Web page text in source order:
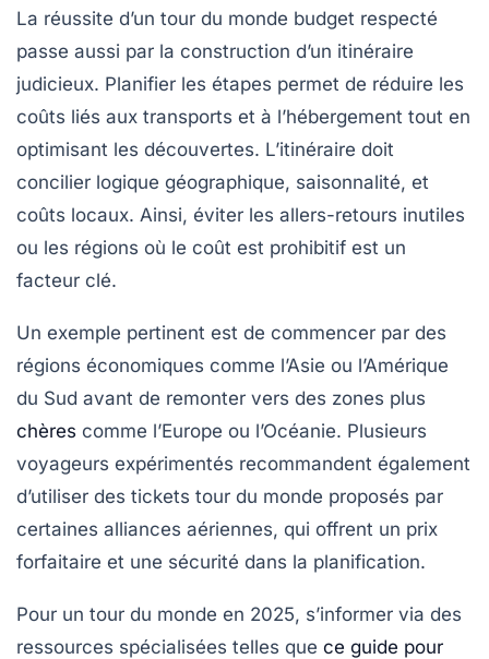
La réussite d’un tour du monde budget respecté
passe aussi par la construction d’un itinéraire
judicieux. Planifier les étapes permet de réduire les
coûts liés aux transports et à l’hébergement tout en
optimisant les découvertes. L’itinéraire doit
concilier logique géographique, saisonnalité, et
coûts locaux. Ainsi, éviter les allers-retours inutiles
ou les régions où le coût est prohibitif est un
facteur clé.
Un exemple pertinent est de commencer par des
régions économiques comme l’Asie ou l’Amérique
du Sud avant de remonter vers des zones plus
chères comme l’Europe ou l’Océanie. Plusieurs
voyageurs expérimentés recommandent également
d’utiliser des tickets tour du monde proposés par
certaines alliances aériennes, qui offrent un prix
forfaitaire et une sécurité dans la planification.
Pour un tour du monde en 2025, s’informer via des
ressources spécialisées telles que ce guide pour